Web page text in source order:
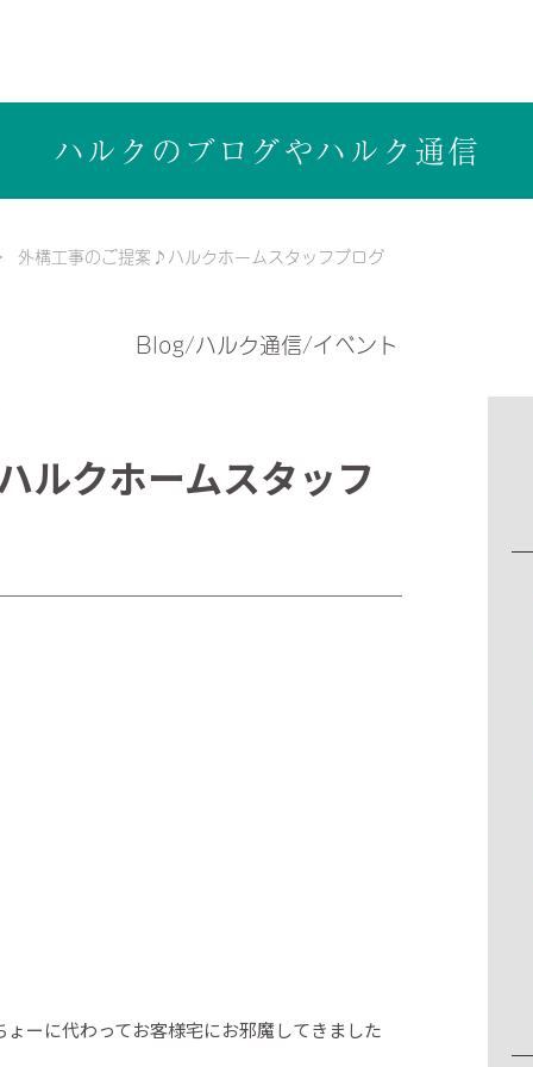
ハルクのブログやハルク通信
外構工事のご提案♪ハルクホームスタッフブログ
Blog/ハルク通信/イベント
ルクホームスタッフ
ーに代わってお客様宅にお邪魔してきました